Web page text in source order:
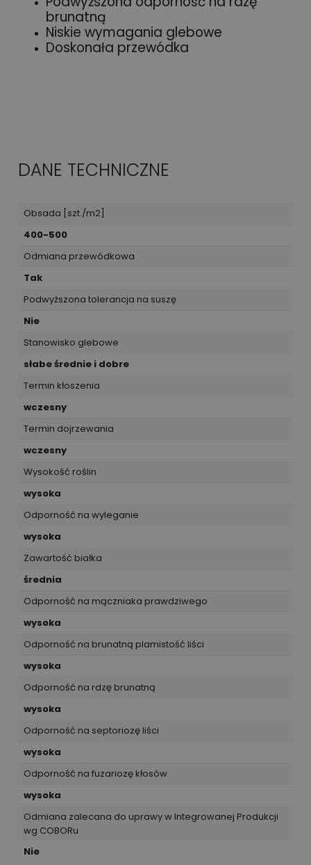
brunatną
Niskie wymagania glebowe
Doskonała przewódka
DANE TECHNICZNE
Obsada [szt./m2]
400-500
Odmiana przewódkowa
Tak
Podwyższona tolerancja na suszę
Nie
Stanowisko glebowe
słabe średnie i dobre
Termin kłoszenia
wczesny
Termin dojrzewania
wczesny
Wysokość roślin
wysoka
Odporność na wyleganie
wysoka
Zawartość białka
średnia
Odporność na mączniaka prawdziwego
wysoka
Odporność na brunatną plamistość liści
wysoka
Odporność na rdzę brunatną
wysoka
Odporność na septoriozę liści
wysoka
Odporność na fuzariozę kłosów
wysoka
Odmiana zalecana do uprawy w Integrowanej Produkcji
wg COBORu
Nie